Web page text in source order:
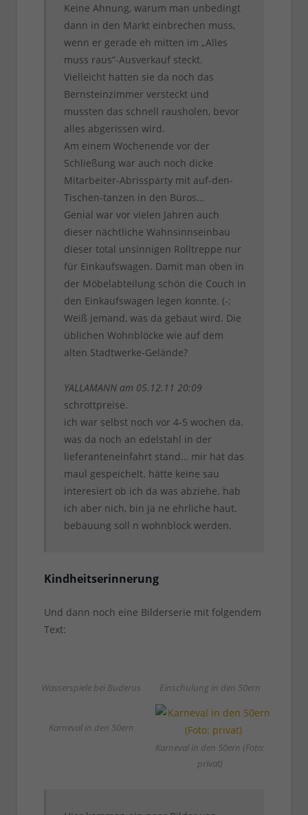
Keine Ahnung, warum man unbedingt
dann in den Markt einbrechen muss,
wenn er gerade eh mitten im „Alles
muss raus“-Ausverkauf steckt.
Vielleicht hatten sie da noch das
Bernsteinzimmer versteckt und
mussten das schnell rausholen, bevor
alles abgerissen wird.
Am einem Wochenende vor der
Schließung war auch noch dicke
Mitarbeiter-Abrissparty mit auf-den-
Tischen-tanzen in den Büros…
Genial war vor vielen Jahren auch
dieser nächtliche Wahnsinnseinbau
dieser total unsinnigen Rolltreppe nur
für Einkaufswagen. Damit man oben in
der Möbelabteilung schön die Couch in
den Einkaufswagen legen konnte. (-;
Weiß jemand, was da gebaut wird. Die
üblichen Wohnblöcke wie auf dem
alten Stadtwerke-Gelände?
YALLAMANN am 05.12.11 20:09
schrottpreise.
ich war selbst noch vor 4-5 wochen da.
was da noch an edelstahl in der
lieferanteneinfahrt stand… mir hat das
maul gespeichelt. hätte keine sau
interesiert ob ich da was abziehe. hab
ich aber nich, bin ja ne ehrliche haut.
bebauung soll n wohnblock werden.
Kindheitserinnerung
Und dann noch eine Bilderserie mit folgendem
Text:
Wasserspiele bei Buderus Einschulung in den 50ern
Karneval in den 50ern
Karneval in den 50ern (Foto:
privat)